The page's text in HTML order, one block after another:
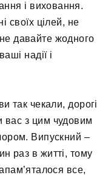
і виховання.
своїх цілей, не
давайте жодного
надії і
так чекали, дорогі
вас з цим чудовим
Випускний –
раз в житті, тому
все,